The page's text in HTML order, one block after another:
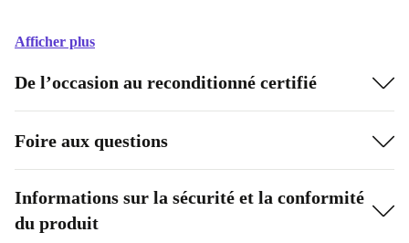
Afficher plus
De l’occasion au reconditionné certifié
Foire aux questions
Informations sur la sécurité et la conformité
du produit